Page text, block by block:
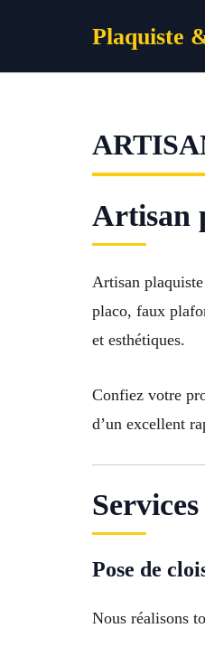
Plaquiste
Artisan
Artisan
placo, faux
et esthétiques.
Confiez votre
d’un excellent
Pose de
Nous réalisons